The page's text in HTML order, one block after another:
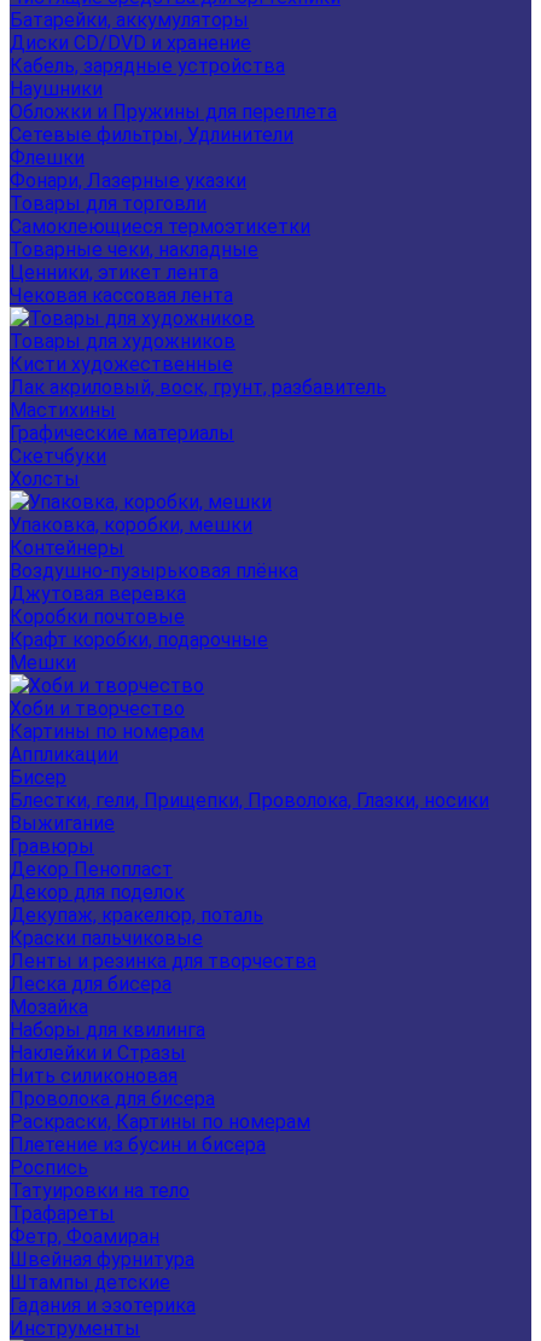
Батарейки, аккумуляторы
Диски CD/DVD и хранение
Кабель, зарядные устройства
Наушники
Обложки и Пружины для переплета
Сетевые фильтры, Удлинители
Флешки
Фонари, Лазерные указки
Товары для торговли
Самоклеющиеся термоэтикетки
Товарные чеки, накладные
Ценники, этикет лента
Чековая кассовая лента
Товары для художников
Кисти художественные
Лак акриловый, воск, грунт, разбавитель
Мастихины
Графические материалы
Скетчбуки
Холсты
Упаковка, коробки, мешки
Контейнеры
Воздушно-пузырьковая плёнка
Джутовая веревка
Коробки почтовые
Крафт коробки, подарочные
Мешки
Хоби и творчество
Картины по номерам
Аппликации
Бисер
Блестки, гели, Прищепки, Проволока, Глазки, носики
Выжигание
Гравюры
Декор Пенопласт
Декор для поделок
Декупаж, кракелюр, поталь
Краски пальчиковые
Ленты и резинка для творчества
Леска для бисера
Мозайка
Наборы для квилинга
Наклейки и Стразы
Нить силиконовая
Проволока для бисера
Раскраски, Картины по номерам
Плетение из бусин и бисера
Роспись
Татуировки на тело
Трафареты
Фетр, Фоамиран
Швейная фурнитура
Штампы детские
Гадания и эзотерика
Инструменты